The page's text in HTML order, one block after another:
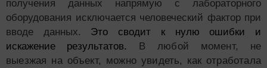
получения данных напрямую с лабораторного
оборудования исключается человеческий фактор при
вводе данных. Это сводит к нулю ошибки и
искажение результатов.
В любой момент, не
выезжая на объект, можно увидеть, как отработала